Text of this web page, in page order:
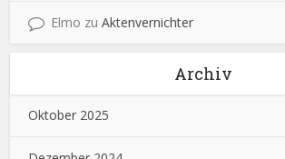
Elmo zuAktenvernichter
Archiv
Oktober 2025